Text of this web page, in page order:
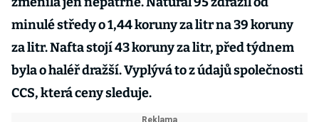
minulé středy o 1,44 koruny za litr na 39 koruny
za litr. Nafta stojí 43 koruny za litr, před týdnem
byla o haléř dražší. Vyplývá to z údajů společnosti
CCS, která ceny sleduje.